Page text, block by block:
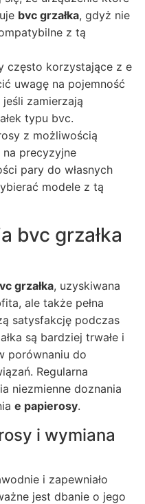
bvc grzałka, gdyż nie
z tą
często korzystające z e
uwagę na pojemność
zamierzają
typu bvc.
z możliwością
precyzyjne
pary do własnych
modele z tą
bvc grzałka
grzałka, uzyskiwana
ale także pełna
satysfakcję podczas
są bardziej trwałe i
porównaniu do
Regularna
niezmienne doznania
e papierosy.
i wymiana
i zapewniało
jest dbanie o jego